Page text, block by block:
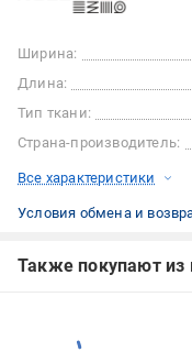
Ширина:
Длина:
Тип ткани:
Страна-производитель:
Все характеристики
Условия обмена и
Также покупают из